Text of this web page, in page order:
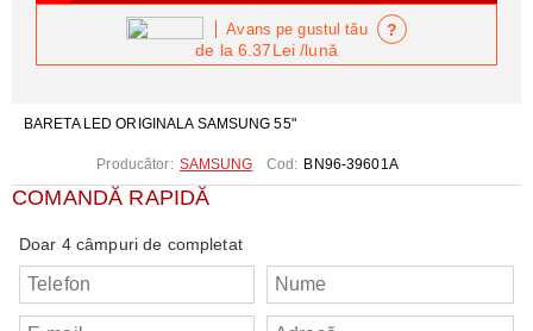
BARETA LED ORIGINALA SAMSUNG 55"
Producător: SAMSUNG Cod: BN96-39601A
COMANDĂ RAPIDĂ
Doar 4 câmpuri de completat
de la 6.37Lei/lună
Avans pe gustul tău ?